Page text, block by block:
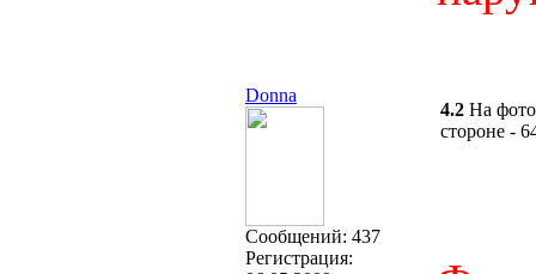
Donna
Cообщений: 437
Регистрация:
4.2 На
стороне -